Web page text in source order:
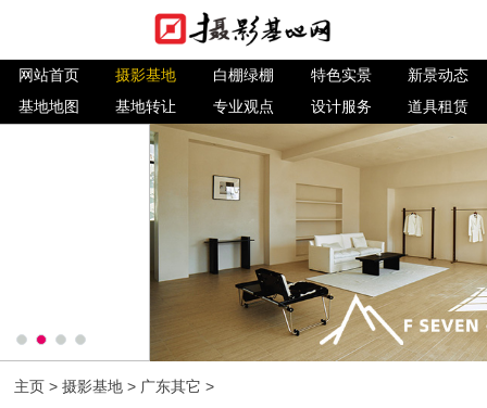
网站首页 摄影基地 白棚绿棚 特色实景
新景动态
基地地图
基地转让 专业观点 设计服务 道具租赁
主页 >摄影基地 > 广东其它 >